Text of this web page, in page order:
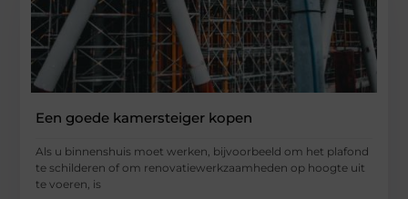
Een goede kamersteiger kopen
Als u binnenshuis moet werken, bijvoorbeeld om het plafond
te schilderen of om renovatiewerkzaamheden op hoogte uit
te voeren, is